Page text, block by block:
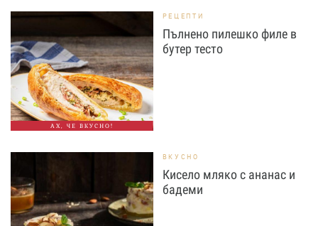
АХ, ЧЕ ВКУСНО!
РЕЦЕПТИ
Пълнено пилешко филе в
бутер тесто
ВКУСНО
Кисело мляко с ананас и
бадеми